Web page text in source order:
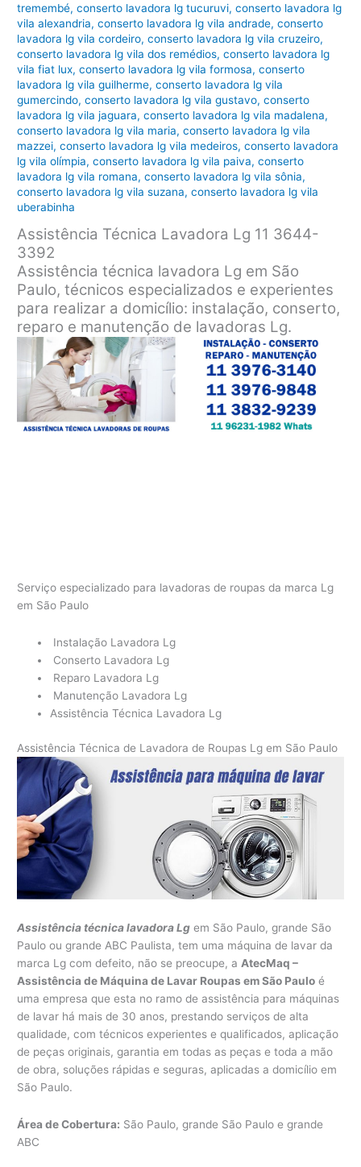
tremembé,conserto lavadora lg tucuruvi,conserto lavadora lg
vila alexandria,conserto lavadora lg vila andrade,conserto
lavadora lg vila cordeiro,conserto lavadora lg vila cruzeiro,
conserto lavadora lg vila dos remédios,conserto lavadora lg
vila fiat lux,conserto lavadora lg vila formosa,conserto
lavadora lg vila guilherme,conserto lavadora lg vila
gumercindo,conserto lavadora lg vila gustavo,conserto
lavadora lg vila jaguara,conserto lavadora lg vila madalena,
conserto lavadora lg vila maria,conserto lavadora lg vila
mazzei,conserto lavadora lg vila medeiros,conserto lavadora
lg vila olímpia,conserto lavadora lg vila paiva,conserto
lavadora lg vila romana,conserto lavadora lg vila sônia,
conserto lavadora lg vila suzana,conserto lavadora lg vila
uberabinha
Assistência Técnica Lavadora Lg 11 3644-
3392
Assistência técnica lavadora Lg em São
Paulo, técnicos especializados e experientes
para realizar a domicílio: instalação, conserto,
reparo e manutenção de lavadoras Lg.
Serviço especializado para lavadoras de roupas da marca Lg
em São Paulo
Instalação Lavadora Lg
Conserto Lavadora Lg
Reparo Lavadora Lg
Manutenção Lavadora Lg
Assistência Técnica Lavadora Lg
Assistência Técnica de Lavadora de Roupas Lg em São Paulo
Assistência técnica lavadora Lg em São Paulo, grande São
Paulo ou grande ABC Paulista, tem uma máquina de lavar da
marca Lg com defeito, não se preocupe, aAtecMaq –
Assistência de Máquina de Lavar Roupas em São Paulo é
uma empresa que esta no ramo de assistência para máquinas
de lavar há mais de 30 anos, prestando serviços de alta
qualidade, com técnicos experientes e qualificados, aplicação
de peças originais, garantia em todas as peças e toda a mão
de obra, soluções rápidas e seguras, aplicadas a domicílio em
São Paulo.
Área de Cobertura: São Paulo, grande São Paulo e grande
ABC